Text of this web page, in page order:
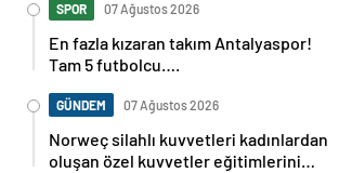
SPOR 07 Ağustos 2026
En fazla kızaran takım Antalyaspor!
Tam 5 futbolcu….
GÜNDEM 07 Ağustos 2026
Norweç silahlı kuvvetleri kadınlardan
oluşan özel kuvvetler eğitimlerini